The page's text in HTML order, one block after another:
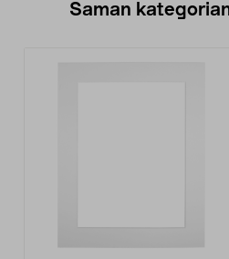
Saman